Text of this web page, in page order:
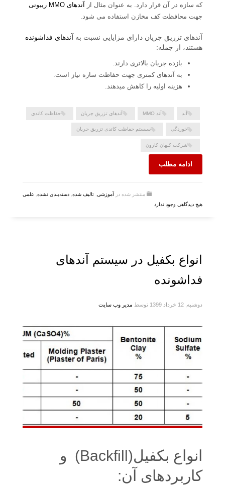
که سازه در آن قرار دارد. به عنوان مثال از
آندهای MMO ریبونی
جهت محافظت کف مخازن استفاده می شود.
آندهای تزریق جریان دارای مزایایی نسبت به آندهای فداشونده
هستند، از جمله:
بازده جریان بالاتری دارند.
به آندهای کمتری جهت حفاظت سازه نیاز است.
هزینه اولیه را کاهش میدهند.
آند آند MMO آندهای تزریق جریان حفاظت کاتدی
خوردگی سیستم حفاظت کاتدی تزریق جریان
شرکت کیهان کارون
ادامه مطلب
منتشر شده در آموزشی تالیف شده دسته‌بندی نشده
علمی
هیچ دیدگاهی وجود ندارد
انواع بکفیل در سیستم آندهای
فداشونده
دوشنبه, 12 خرداد 1399 توسط مدیر وب سایت
انواع بکفیل(Backfill) و
کاربردهای آن: